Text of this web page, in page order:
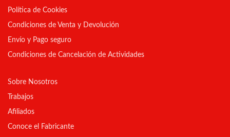
Política de Cookies
Condiciones de Venta y Devolución
Envío y Pago seguro
Condiciones de Cancelación de Actividades
Sobre Nosotros
Trabajos
Afiliados
Conoce el Fabricante